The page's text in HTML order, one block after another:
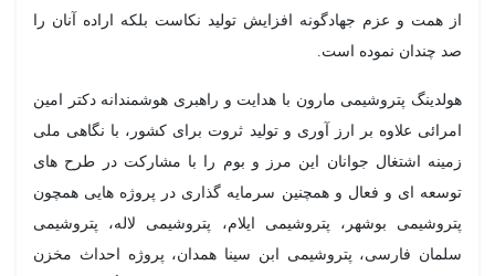
از همت و عزم جهادگونه افزایش تولید نکاست بلکه اراده آنان را
صد چندان نموده است.
هولدینگ پتروشیمی مارون با هدایت و راهبری هوشمندانه دکتر امین
امرائی علاوه بر ارز آوری و تولید ثروت برای کشور، با نگاهی ملی
زمینه اشتغال جوانان این مرز و بوم را با مشارکت در طرح های
توسعه ای و فعال و همچنین سرمایه گذاری در پروژه هایی همچون
پتروشیمی بوشهر، پتروشیمی ایلام، پتروشیمی لاله، پتروشیمی
سلمان فارسی، پتروشیمی ابن سینا همدان، پروژه احداث مخزن